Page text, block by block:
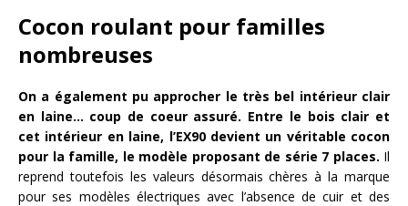
Cocon roulant pour familles
nombreuses
On a également pu approcher le très bel intérieur clair
en laine… coup de coeur assuré. Entre le bois clair et
cet intérieur en laine, l’EX90 devient un véritable cocon
pour la famille, le modèle proposant de série 7 places. Il
reprend toutefois les valeurs désormais chères à la marque
pour ses modèles électriques avec l’absence de cuir et des